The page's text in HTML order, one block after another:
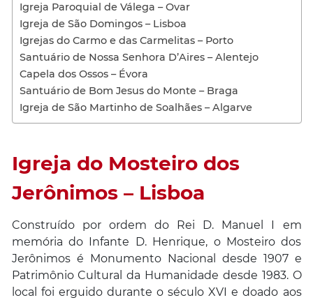
Igreja Paroquial de Válega – Ovar
Igreja de São Domingos – Lisboa
Igrejas do Carmo e das Carmelitas – Porto
Santuário de Nossa Senhora D’Aires – Alentejo
Capela dos Ossos – Évora
Santuário de Bom Jesus do Monte – Braga
Igreja de São Martinho de Soalhães – Algarve
Igreja do Mosteiro dos
Jerônimos – Lisboa
Construído por ordem do Rei D. Manuel I em
memória do Infante D. Henrique, o Mosteiro dos
Jerônimos é Monumento Nacional desde 1907 e
Patrimônio Cultural da Humanidade desde 1983. O
local foi erguido durante o século XVI e doado aos